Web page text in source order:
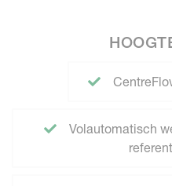
Volautomatisch